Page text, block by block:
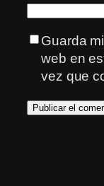
Guarda
web en
vez que